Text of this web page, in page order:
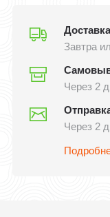
Завтра
Через 2
Через 2